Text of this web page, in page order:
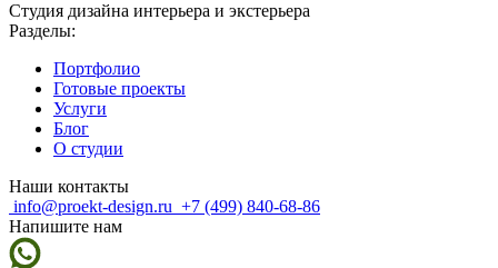
Студия дизайна интерьера и экстерьера
Разделы:
Портфолио
Готовые проекты
Услуги
Блог
О студии
Наши контакты
info@proekt-design.ru +7 (499) 840-68-86
Напишите нам